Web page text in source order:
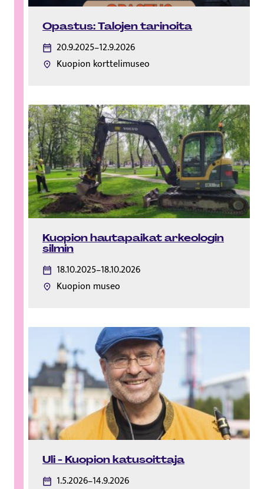
Opastus: Talojen tarinoita
20.9.2025–12.9.2026
Kuopion korttelimuseo
Kuopion hautapaikat arkeologin
silmin
18.10.2025–18.10.2026
Kuopion museo
Uli - Kuopion katusoittaja
1.5.2026–14.9.2026